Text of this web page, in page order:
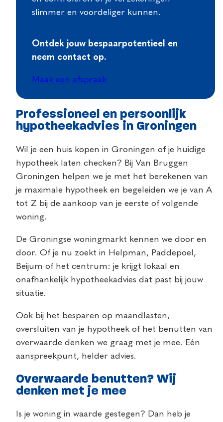
slimmer en voordeliger kunnen.
Ontdek jouw bespaarpotentieel en
neem contact op.
Maak een afspraak
Professioneel en persoonlijk
hypotheekadvies in Groningen
Wil je een huis kopen in Groningen of je huidige
hypotheek laten checken? Bij Van Bruggen
Groningen helpen we je met het berekenen van
je maximale hypotheek en begeleiden we je van A
tot Z bij de aankoop van je eerste of volgende
woning.
De Groningse woningmarkt kennen we door en
door. Of je nu zoekt in Helpman, Paddepoel,
Beijum of het centrum: je krijgt lokaal en
onafhankelijk hypotheekadvies dat past bij jouw
situatie.
Ook bij het besparen op maandlasten,
oversluiten van je hypotheek of het benutten van
overwaarde denken we graag met je mee. Eén
aanspreekpunt, helder advies.
Overwaarde benutten? Wij
denken met je mee
Is je woning in waarde gestegen? Dan heb je